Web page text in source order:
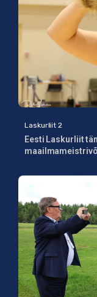
Laskurliit 2
Eesti Laskurliit